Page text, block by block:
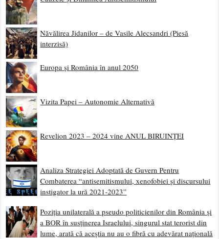
Năvălirea Jidanilor – de Vasile Alecsandri (Piesă
interzisă)
Europa și România în anul 2050
Vizita Papei – Autonomie Alternativă
Revelion 2023 – 2024 vine ANUL BIRUINȚEI
Analiza Strategiei Adoptată de Guvern Pentru
Combaterea “antisemitismului, xenofobiei și discursului
instigator la ură 2021-2023”
Poziția unilaterală a pseudo politicienilor din România și
a BOR în susținerea Israelului, singurul stat terorist din
lume, arată că aceștia nu au o fibră cu adevărat națională